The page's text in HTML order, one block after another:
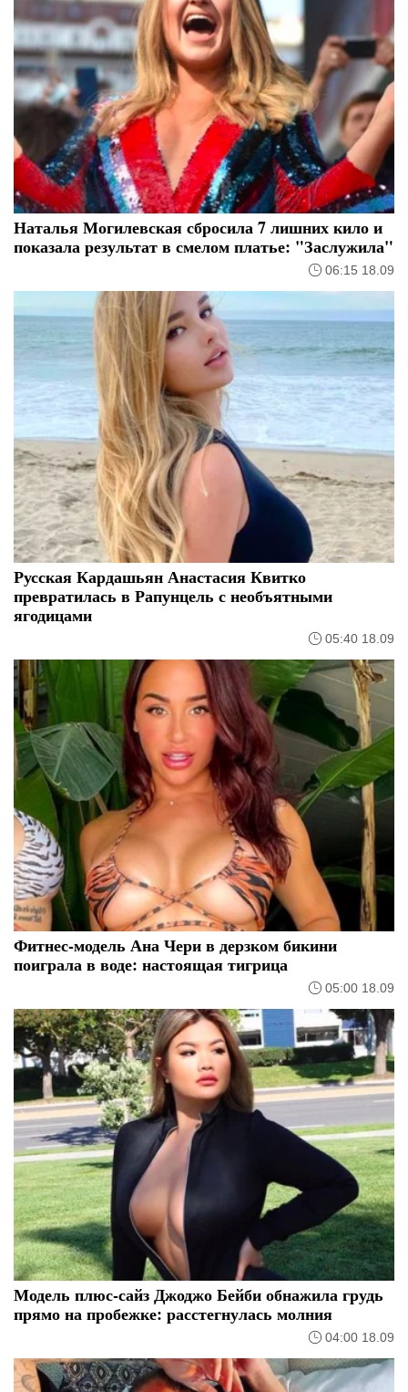
Наталья Могилевская сбросила 7 лишних кило и
показала результат в смелом платье: "Заслужила"
06:15 18.09
Русская Кардашьян Анастасия Квитко
превратилась в Рапунцель с необъятными
ягодицами
05:40 18.09
Фитнес-модель Ана Чери в дерзком бикини
поиграла в воде: настоящая тигрица
05:00 18.09
Модель плюс-сайз Джоджо Бейби обнажила грудь
прямо на пробежке: расстегнулась молния
04:00 18.09